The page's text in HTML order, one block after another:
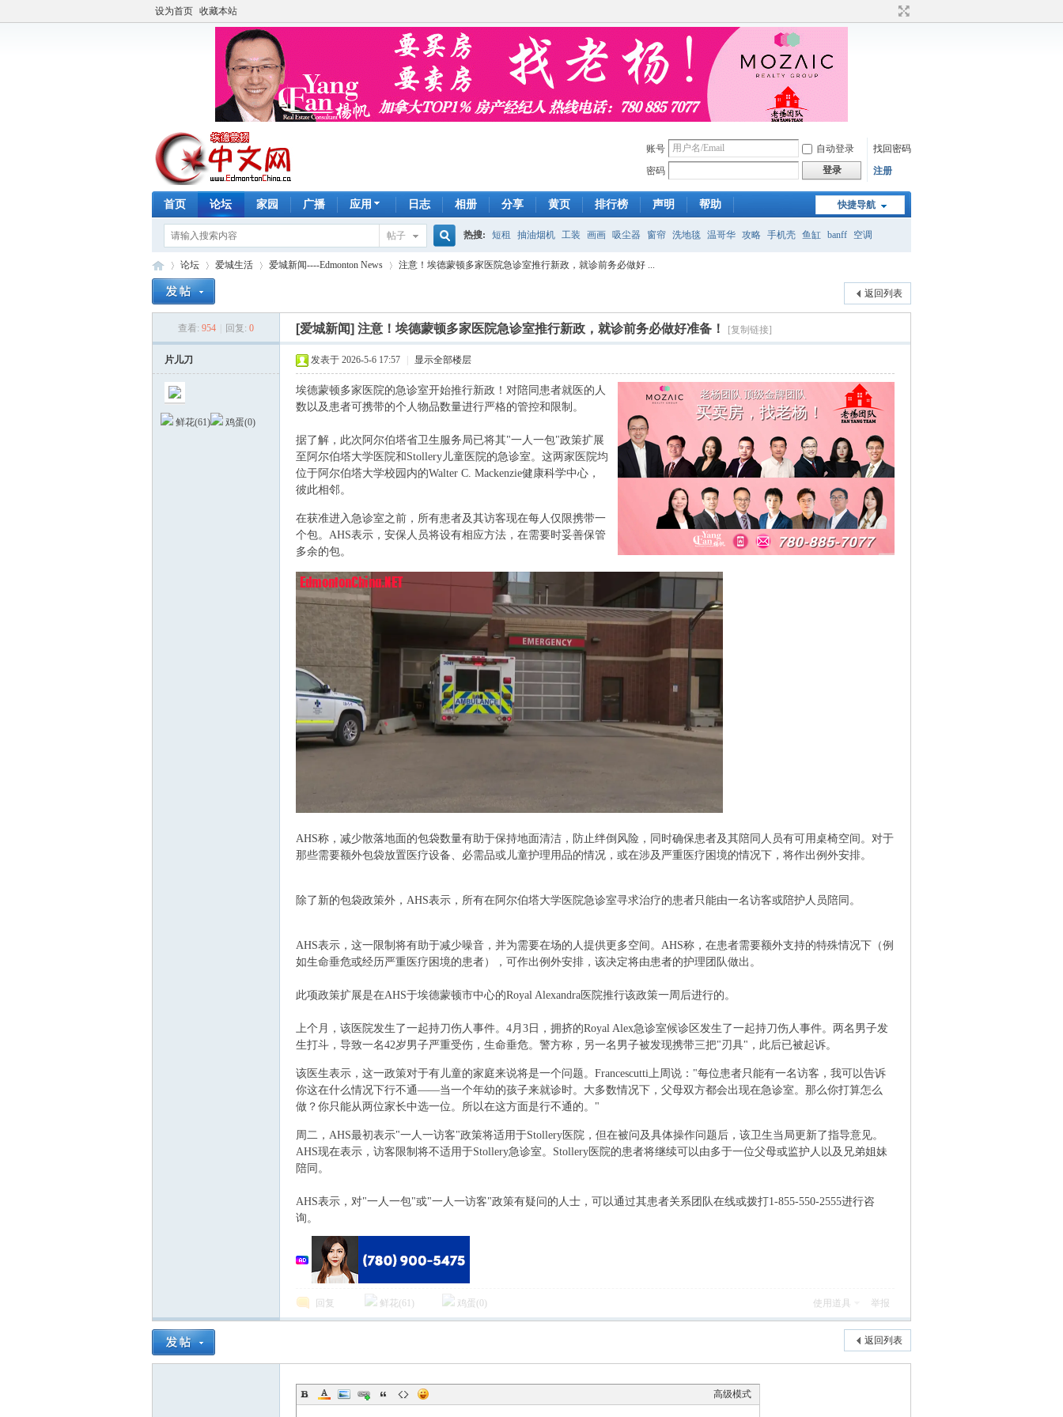
设为首页 收藏本站
账号 自动登录
找回密码
密码
登录 注册
快捷导航
首页 论坛 家园 广播 应用 日志 相册 分享 黄页 排行榜 声明 帮助
帖子
搜
索
热搜: 短租 抽油烟机 工装 画画 吸尘器 窗帘 洗地毯 温哥华 攻略 手机壳 鱼缸 banff 空调
手工皂 遮光 帐篷 床头柜 newton francais homestay
论坛
›
爱城生活
›
爱城新闻----Edmonton News 注意！埃德蒙顿多家医院急诊室推行新政，就诊前务必做好 ...
返回列表
查看: 954 回复: 0 [爱城新闻] 注意！埃德蒙顿多家医院急诊室推行新政，就诊前务必做好准备！ [复制链接]
片儿刀
鲜花(61) 鸡蛋(0)
发表于 2026-5-6 17:57 显示全部楼层
埃德蒙顿多家医院的急诊室开始推行新政！对陪同患者就医的人
数以及患者可携带的个人物品数量进行严格的管控和限制。
据了解，此次阿尔伯塔省卫生服务局已将其"一人一包"政策扩展
至阿尔伯塔大学医院和Stollery儿童医院的急诊室。这两家医院均
位于阿尔伯塔大学校园内的Walter C. Mackenzie健康科学中心，
彼此相邻。
在获准进入急诊室之前，所有患者及其访客现在每人仅限携带一
个包。AHS表示，安保人员将设有相应方法，在需要时妥善保管
多余的包。
AHS称，减少散落地面的包袋数量有助于保持地面清洁，防止绊倒风险，同时确保患者及其陪同人员有可用桌椅空间。对于
那些需要额外包袋放置医疗设备、必需品或儿童护理用品的情况，或在涉及严重医疗困境的情况下，将作出例外安排。
除了新的包袋政策外，AHS表示，所有在阿尔伯塔大学医院急诊室寻求治疗的患者只能由一名访客或陪护人员陪同。
AHS表示，这一限制将有助于减少噪音，并为需要在场的人提供更多空间。AHS称，在患者需要额外支持的特殊情况下（例
如生命垂危或经历严重医疗困境的患者），可作出例外安排，该决定将由患者的护理团队做出。
此项政策扩展是在AHS于埃德蒙顿市中心的Royal Alexandra医院推行该政策一周后进行的。
上个月，该医院发生了一起持刀伤人事件。4月3日，拥挤的Royal Alex急诊室候诊区发生了一起持刀伤人事件。两名男子发
生打斗，导致一名42岁男子严重受伤，生命垂危。警方称，另一名男子被发现携带三把"刃具"，此后已被起诉。
该医生表示，这一政策对于有儿童的家庭来说将是一个问题。Francescutti上周说："每位患者只能有一名访客，我可以告诉
你这在什么情况下行不通——当一个年幼的孩子来就诊时。大多数情况下，父母双方都会出现在急诊室。那么你打算怎么
做？你只能从两位家长中选一位。所以在这方面是行不通的。"
周二，AHS最初表示"一人一访客"政策将适用于Stollery医院，但在被问及具体操作问题后，该卫生当局更新了指导意见。
AHS现在表示，访客限制将不适用于Stollery急诊室。Stollery医院的患者将继续可以由多于一位父母或监护人以及兄弟姐妹
陪同。
AHS表示，对"一人一包"或"一人一访客"政策有疑问的人士，可以通过其患者关系团队在线或拨打1-855-550-2555进行咨
询。
回复 鲜花(61 ) 鸡蛋( 0 ) 使用道具 举报
返回列表
高级模式